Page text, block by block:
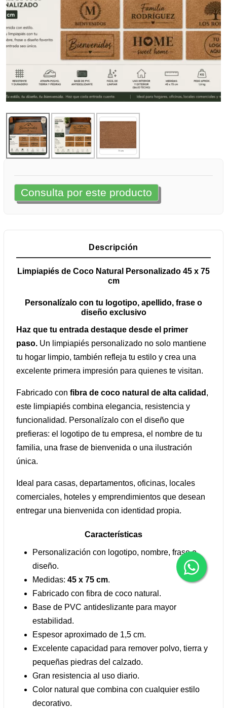
Consulta por este producto
Descripción
Limpiapiés de Coco Natural Personalizado 45 x 75
cm
Personalízalo con tu logotipo, apellido, frase o
diseño exclusivo
Haz que tu entrada destaque desde el primer
paso. Un limpiapiés personalizado no solo mantiene
tu hogar limpio, también refleja tu estilo y crea una
excelente primera impresión para quienes te visitan.
Fabricado con fibra de coco natural de alta calidad ,
este limpiapiés combina elegancia, resistencia y
funcionalidad. Personalízalo con el diseño que
prefieras: el logotipo de tu empresa, el nombre de tu
familia, una frase de bienvenida o una ilustración
única.
Ideal para casas, departamentos, oficinas, locales
comerciales, hoteles y emprendimientos que desean
entregar una bienvenida con identidad propia.
Características
Personalización con logotipo, nombre, frase o
diseño.
Medidas: 45 x 75 cm.
Fabricado con fibra de coco natural.
Base de PVC antideslizante para mayor
estabilidad.
Espesor aproximado de 1,5 cm.
Excelente capacidad para remover polvo, tierra y
pequeñas piedras del calzado.
Gran resistencia al uso diario.
Color natural que combina con cualquier estilo
decorativo.